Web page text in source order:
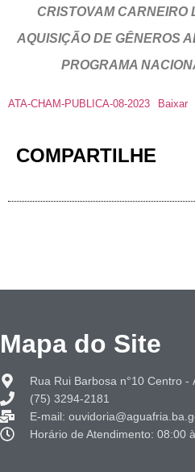
CRISTOVAM CARNEIRO
AQUISIÇÃO DE GÊNEROS
PROGRAMA
ATA-CHAM-PUBLICA-08-2023 Baixar
COMPARTILHE
Mapa do Site
Rua Rui Barbosa n°10 Centro -
(75) 3294-2181
E-mail:
Horário de Atendimento: 08:00